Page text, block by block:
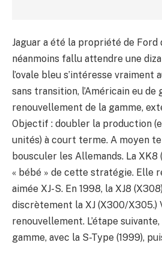
Jaguar a été la propriété de Ford
néanmoins fallu attendre une
l’ovale bleu s’intéresse vraiment
sans transition, l’Américain eu de
renouvellement de la gamme,
Objectif : doubler la production
unités) à court terme. A moyen
bousculer les Allemands. La
« bébé » de cette stratégie. Elle
aimée XJ-S. En 1998, la XJ8
discrètement la XJ (X300/X305.)
renouvellement. L’étape suivante,
gamme, avec la S-Type (1999),